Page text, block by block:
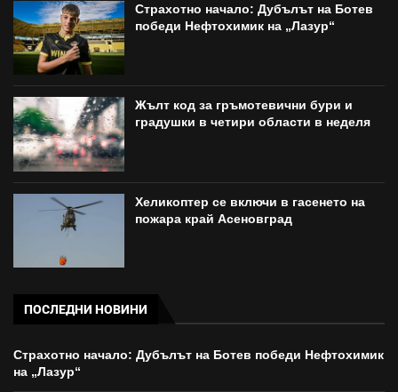
Страхотно начало: Дубълът на Ботев
победи Нефтохимик на „Лазур“
Жълт код за гръмотевични бури и
градушки в четири области в неделя
Хеликоптер се включи в гасенето на
пожара край Асеновград
ПОСЛЕДНИ НОВИНИ
Страхотно начало: Дубълът на Ботев победи Нефтохимик
на „Лазур“